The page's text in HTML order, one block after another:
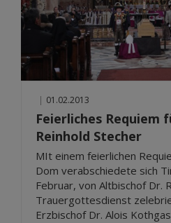
| 01.02.2013
Feierliches Requiem
Reinhold Stecher
MIt einem feierlichen
Dom verabschiedete sich
Februar, von Altbischof Dr.
Trauergottesdienst
Erzbischof Dr. Alois